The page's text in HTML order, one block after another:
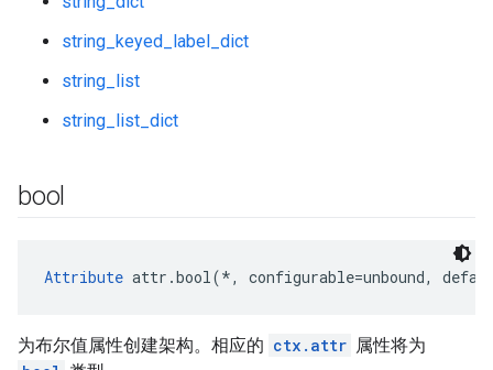
string_keyed_label_dict
string_list
string_list_dict
bool
Attribute attr.bool(*, configurable=unbound,
为布尔值属性创建架构。相应的 ctx.attr 属性将为